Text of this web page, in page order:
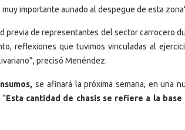
muy importante aunado al despegue de esta
previa de representantes del sector carrocero
reflexiones que tuvimos vinculadas al
precisó Menéndez.
se afinará la próxima semana, en una
Esta cantidad de chasis se refiere a la